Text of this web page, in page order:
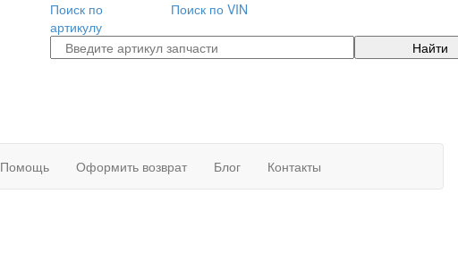
Поиск по
артикулу
Поиск по VIN
Найти
Помощь Оформить возврат Блог Контакты